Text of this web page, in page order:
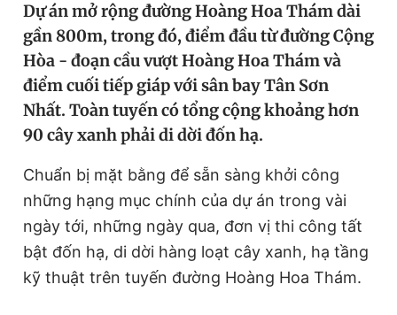
Video Magazine
Sản phẩm khác
Thông tin tòa soạn Liên hệ quảng cáo
Dự án mở rộng đường Hoàng Hoa Thám dài
gần 800m, trong đó, điểm đầu từ đường Cộng
Hòa - đoạn cầu vượt Hoàng Hoa Thám và
điểm cuối tiếp giáp với sân bay Tân Sơn
Nhất. Toàn tuyến có tổng cộng khoảng hơn
90 cây xanh phải di dời đốn hạ.
Chuẩn bị mặt bằng để sẵn sàng khởi công
những hạng mục chính của dự án trong vài
ngày tới, những ngày qua, đơn vị thi công tất
bật đốn hạ, di dời hàng loạt cây xanh, hạ tầng
kỹ thuật trên tuyến đường Hoàng Hoa Thám.